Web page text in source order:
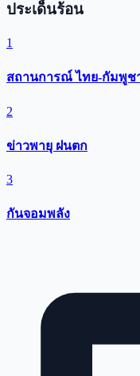
ประเด็นร้อน
1
สถานการณ์ ไทย-กัมพูช
2
ข่าวพายุ ฝนตก
3
กันจอมพลัง